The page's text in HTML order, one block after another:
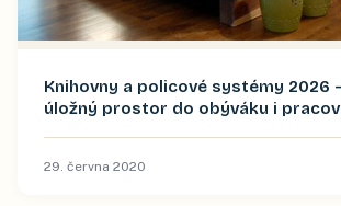
Knihovny a policové systémy 2026
úložný prostor do obýváku i
29. června 2020